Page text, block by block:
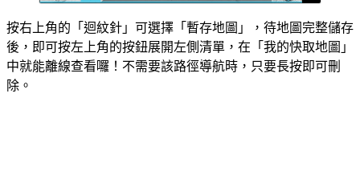
按右上角的「迴紋針」可選擇「暫存地圖」，待地圖完整儲存
後，即可按左上角的按鈕展開左側清單，在「我的快取地圖」
中就能離線查看囉！不需要該路徑導航時，只要長按即可刪
除。